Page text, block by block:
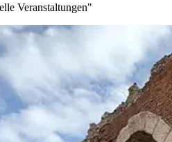
Veranstaltungen"